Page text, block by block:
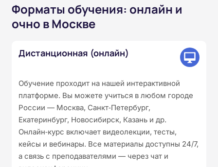
Форматы обучения: онлайн и
очно в Москве
Дистанционная (онлайн)
Обучение проходит на нашей интерактивной
платформе. Вы можете учиться в любом городе
России — Москва, Санкт‑Петербург,
Екатеринбург, Новосибирск, Казань и др.
Онлайн‑курс включает видеолекции, тесты,
кейсы и вебинары. Все материалы доступны 24/7,
а связь с преподавателями — через чат и